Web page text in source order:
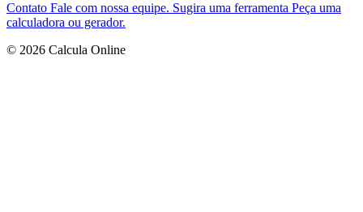
Contato Fale com nossa equipe. Sugira uma ferramenta Peça uma
calculadora ou gerador.
© 2026 Calcula Online